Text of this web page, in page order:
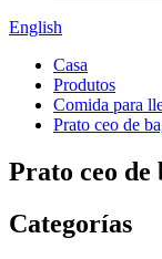
English
Casa
Produtos
Comida para
Prato ceo de
Prato ceo de
Categorías